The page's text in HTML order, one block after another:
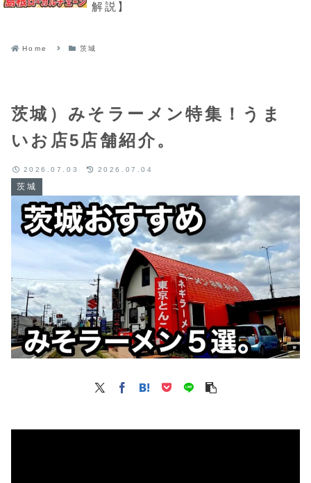
解説】
Home 茨城
茨城）みそラーメン特集！うま
いお店5店舗紹介。
茨城
2026.07.03 2026.07.04